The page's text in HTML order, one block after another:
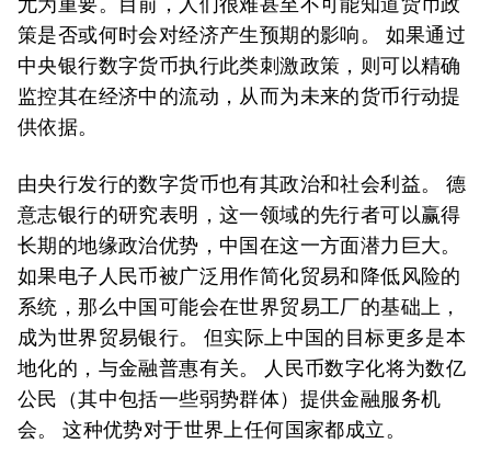
策是否或何时会对经济产生预期的影响。 如果通过
中央银行数字货币执行此类刺激政策，则可以精确
监控其在经济中的流动，从而为未来的货币行动提
供依据。
由央行发行的数字货币也有其政治和社会利益。 德
意志银行的研究表明，这一领域的先行者可以赢得
长期的地缘政治优势，中国在这一方面潜力巨大。
如果电子人民币被广泛用作简化贸易和降低风险的
系统，那么中国可能会在世界贸易工厂的基础上，
成为世界贸易银行。 但实际上中国的目标更多是本
地化的，与金融普惠有关。 人民币数字化将为数亿
公民（其中包括一些弱势群体）提供金融服务机
会。 这种优势对于世界上任何国家都成立。